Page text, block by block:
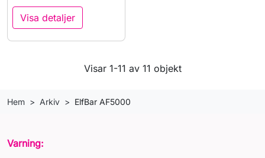
Visa detaljer
Visar 1-11 av 11 objekt
Hem Arkiv ElfBar AF5000
Varning: